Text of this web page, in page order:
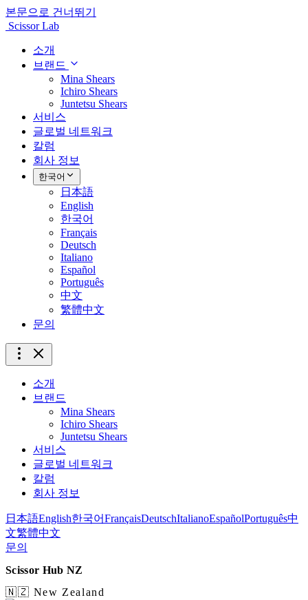
본문으로 건너뛰기
Scissor Lab
소개
브랜드
Mina Shears
Ichiro Shears
Juntetsu Shears
서비스
글로벌 네트워크
칼럼
회사 정보
한국어
日本語
English
한국어
Français
Deutsch
Italiano
Español
Português
中文
繁體中文
문의
소개
브랜드
Mina Shears
Ichiro Shears
Juntetsu Shears
서비스
글로벌 네트워크
칼럼
회사 정보
日本語English한국어FrançaisDeutschItalianoEspañolPortuguês中
文繁體中文
문의
Scissor Hub NZ
🇳🇿 New Zealand